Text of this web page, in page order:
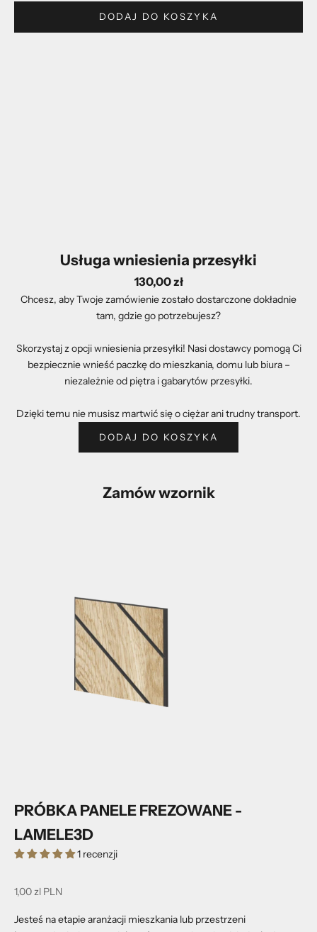
DODAJ DO KOSZYKA
Usługa wniesienia przesyłki
130,00 zł
Chcesz, aby Twoje zamówienie zostało dostarczone dokładnie
tam, gdzie go potrzebujesz?
Skorzystaj z opcji wniesienia przesyłki! Nasi dostawcy pomogą Ci
bezpiecznie wnieść paczkę do mieszkania, domu lub biura –
niezależnie od piętra i gabarytów przesyłki.
Dzięki temu nie musisz martwić się o ciężar ani trudny transport.
DODAJ DO KOSZYKA
Zamów wzornik
PRÓBKA PANELE FREZOWANE -
LAMELE3D
1 recenzji
Cena promocyjna
1,00 zl PLN
Jesteś na etapie aranżacji mieszkania lub przestrzeni